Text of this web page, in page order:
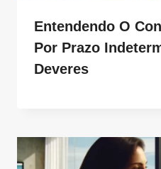
Entendendo O
Por Prazo
Deveres